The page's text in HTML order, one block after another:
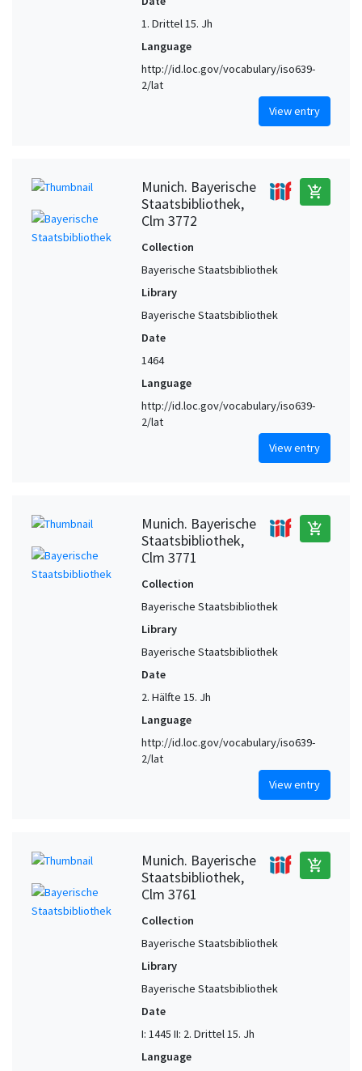
1. Drittel 15. Jh
Language
http://id.loc.gov/vocabulary/iso639-
2/lat
View entry
Munich. Bayerische
Staatsbibliothek,
Clm 3772
add_shopping_cart
Collection
Bayerische Staatsbibliothek
Library
Bayerische Staatsbibliothek
Date
1464
Language
http://id.loc.gov/vocabulary/iso639-
2/lat
View entry
Munich. Bayerische
Staatsbibliothek,
Clm 3771
add_shopping_cart
Collection
Bayerische Staatsbibliothek
Library
Bayerische Staatsbibliothek
Date
2. Hälfte 15. Jh
Language
http://id.loc.gov/vocabulary/iso639-
2/lat
View entry
Munich. Bayerische
Staatsbibliothek,
Clm 3761
add_shopping_cart
Collection
Bayerische Staatsbibliothek
Library
Bayerische Staatsbibliothek
Date
I: 1445 II: 2. Drittel 15. Jh
Language